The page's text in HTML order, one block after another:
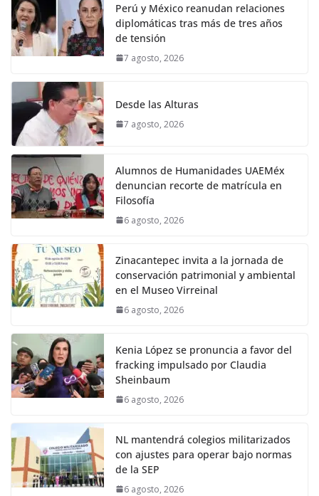
Perú y México reanudan relaciones
diplomáticas tras más de tres años
de tensión
7 agosto, 2026
Desde las Alturas
7 agosto, 2026
Alumnos de Humanidades UAEMéx
denuncian recorte de matrícula en
Filosofía
6 agosto, 2026
Zinacantepec invita a la jornada de
conservación patrimonial y ambiental
en el Museo Virreinal
6 agosto, 2026
Kenia López se pronuncia a favor del
fracking impulsado por Claudia
Sheinbaum
6 agosto, 2026
NL mantendrá colegios militarizados
con ajustes para operar bajo normas
de la SEP
6 agosto, 2026